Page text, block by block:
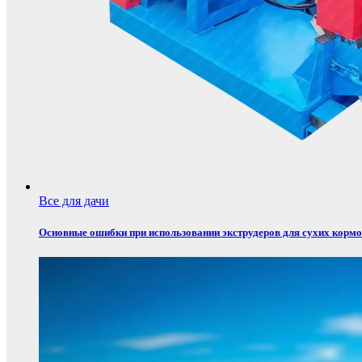
Все для дачи
Основные ошибки при использовании экструдеров для сухих